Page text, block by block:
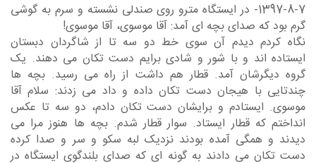
1397-8-7- در ایستگاه مترو روی صندلی نشسته و سرم به گوشی
گرم بود که صدای بچه ای آمد: آقا موسوی، آقا موسوی!
نگاه کردم دیدم آن سوی خط دو سه تا از شاگردان دبستان
ایستاده اند و با شور و شادی برایم دست تکان می دهند. یک
گروه دیگرشان آمد. قطار هم داشت از راه می رسید. بچه ها
چندتایی با هیجان دست تکان داده و داد می زدند: سلام آقا
موسوی. ایستادم و برایشان دست تکان دادم، دو سه تا عکس
انداختم که قطار ایستاد. سوار قطار شدم. بچه ها هنوز مرا می
دیدند و همگی آمده بودند نزدیک لبه سکو و سر و صدا کرده
دست تکان می دادند به گونه ای که صدای بلندگوی ایستگاه در